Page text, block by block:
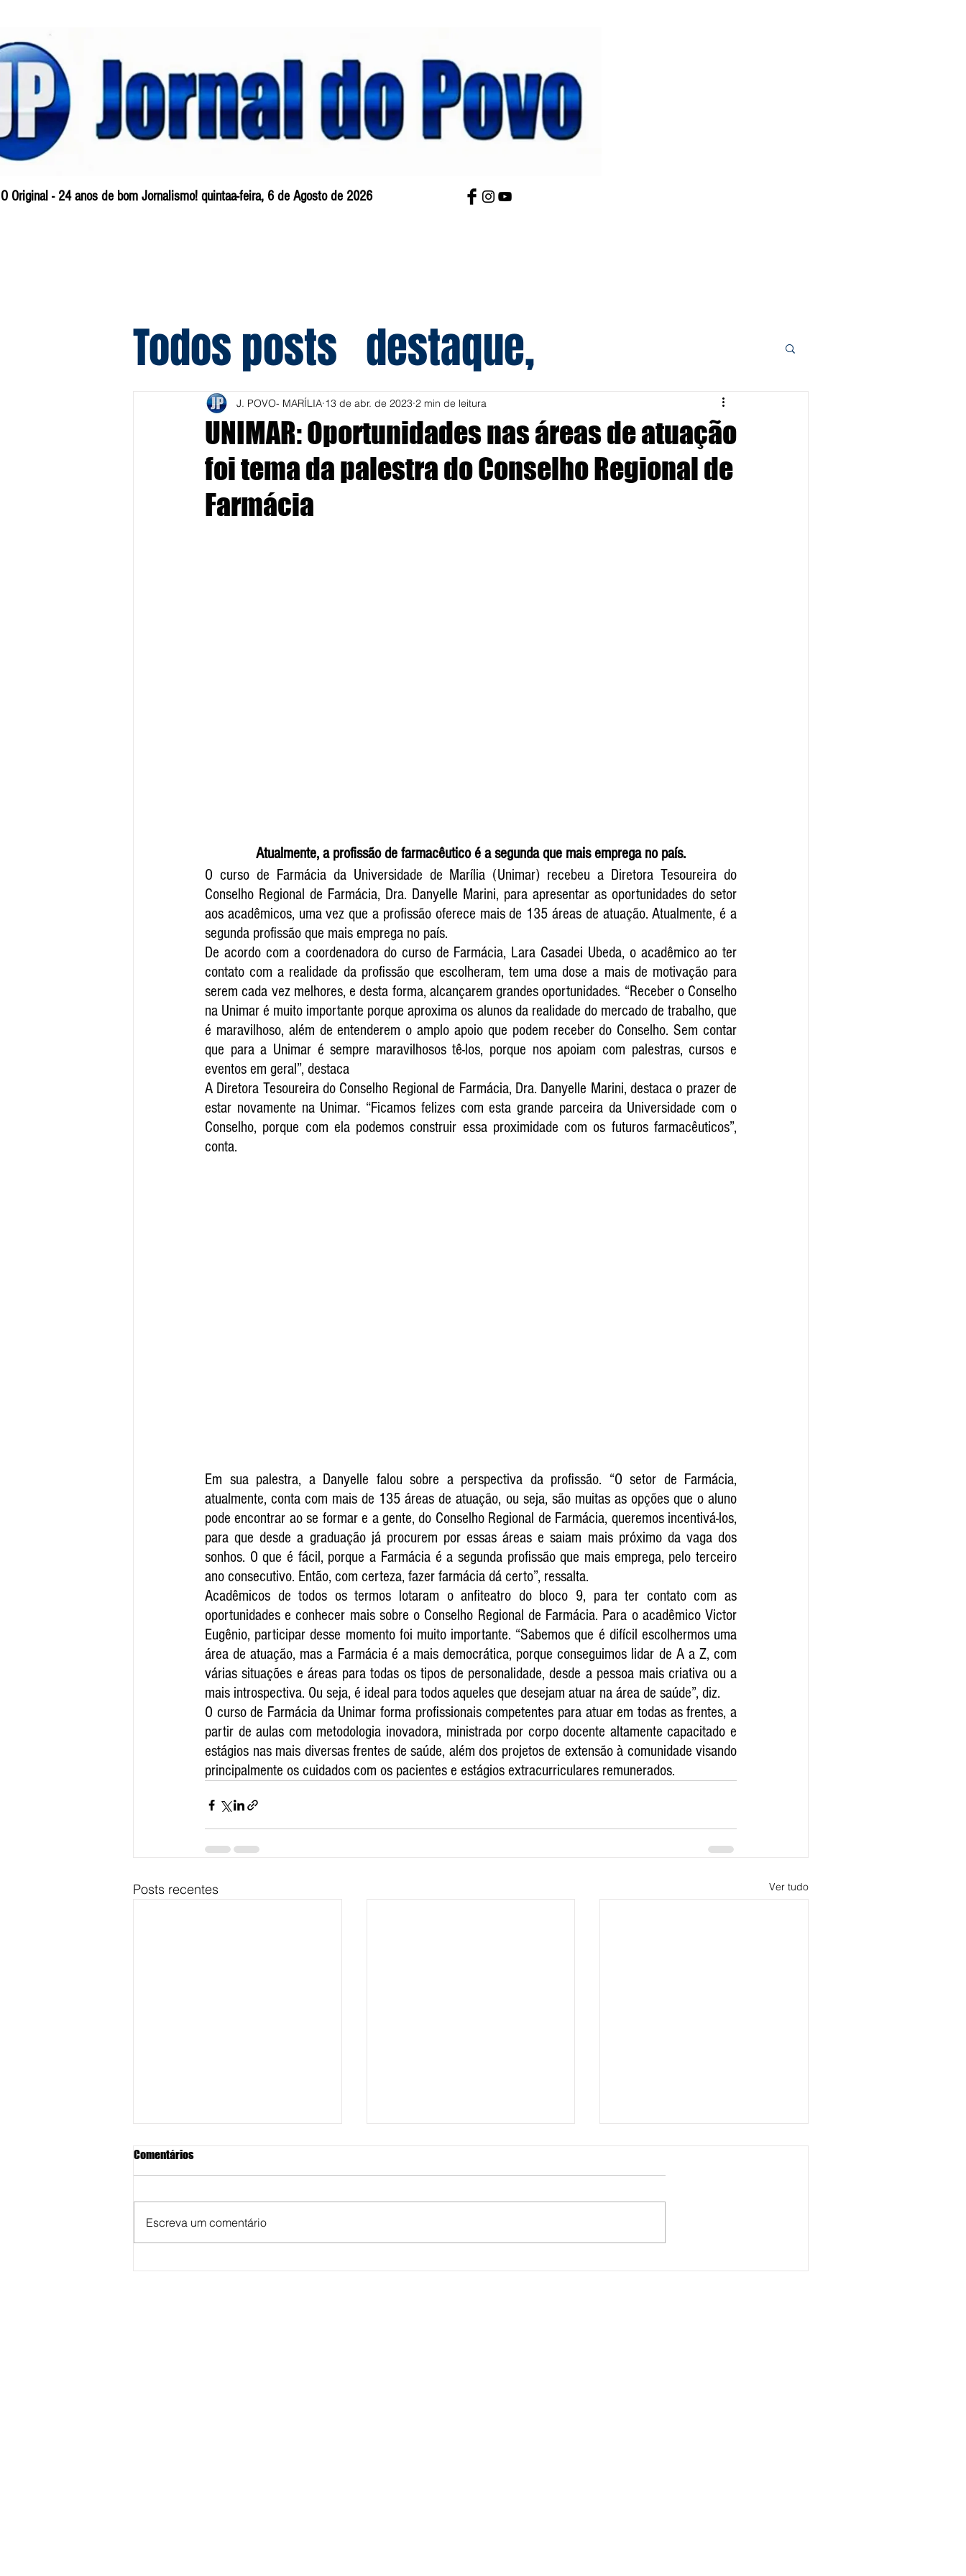
O Original - 24 anos de bom Jornalismo! quintaa-feira, 6 de Agosto de 2026
Todos posts destaque,
UNIMAR: Oportunidades nas áreas de atuação
foi tema da palestra do Conselho Regional de
Farmácia
J. POVO- MARÍLIA 13 de abr. de 2023 2 min de leitura
Atualmente, a profissão de farmacêutico é a segunda que mais emprega no país.
O curso de Farmácia da Universidade de Marília (Unimar) recebeu a Diretora Tesoureira do
Conselho Regional de Farmácia, Dra. Danyelle Marini, para apresentar as oportunidades do setor
aos acadêmicos, uma vez que a profissão oferece mais de 135 áreas de atuação. Atualmente, é a
segunda profissão que mais emprega no país.
De acordo com a coordenadora do curso de Farmácia, Lara Casadei Ubeda, o acadêmico ao ter
contato com a realidade da profissão que escolheram, tem uma dose a mais de motivação para
serem cada vez melhores, e desta forma, alcançarem grandes oportunidades. “Receber o Conselho
na Unimar é muito importante porque aproxima os alunos da realidade do mercado de trabalho, que
é maravilhoso, além de entenderem o amplo apoio que podem receber do Conselho. Sem contar
que para a Unimar é sempre maravilhosos tê-los, porque nos apoiam com palestras, cursos e
eventos em geral”, destaca
A Diretora Tesoureira do Conselho Regional de Farmácia, Dra. Danyelle Marini, destaca o prazer de
estar novamente na Unimar. “Ficamos felizes com esta grande parceira da Universidade com o
Conselho, porque com ela podemos construir essa proximidade com os futuros farmacêuticos”,
conta.
Em sua palestra, a Danyelle falou sobre a perspectiva da profissão. “O setor de Farmácia,
atualmente, conta com mais de 135 áreas de atuação, ou seja, são muitas as opções que o aluno
pode encontrar ao se formar e a gente, do Conselho Regional de Farmácia, queremos incentivá-los,
para que desde a graduação já procurem por essas áreas e saiam mais próximo da vaga dos
sonhos. O que é fácil, porque a Farmácia é a segunda profissão que mais emprega, pelo terceiro
ano consecutivo. Então, com certeza, fazer farmácia dá certo”, ressalta.
Acadêmicos de todos os termos lotaram o anfiteatro do bloco 9, para ter contato com as
oportunidades e conhecer mais sobre o Conselho Regional de Farmácia. Para o acadêmico Victor
Eugênio, participar desse momento foi muito importante. “Sabemos que é difícil escolhermos uma
área de atuação, mas a Farmácia é a mais democrática, porque conseguimos lidar de A a Z, com
várias situações e áreas para todas os tipos de personalidade, desde a pessoa mais criativa ou a
mais introspectiva. Ou seja, é ideal para todos aqueles que desejam atuar na área de saúde”, diz.
O curso de Farmácia da Unimar forma profissionais competentes para atuar em todas as frentes, a
partir de aulas com metodologia inovadora, ministrada por corpo docente altamente capacitado e
estágios nas mais diversas frentes de saúde, além dos projetos de extensão à comunidade visando
principalmente os cuidados com os pacientes e estágios extracurriculares remunerados.
Posts recentes Ver tudo
Comentários
Escreva um comentário